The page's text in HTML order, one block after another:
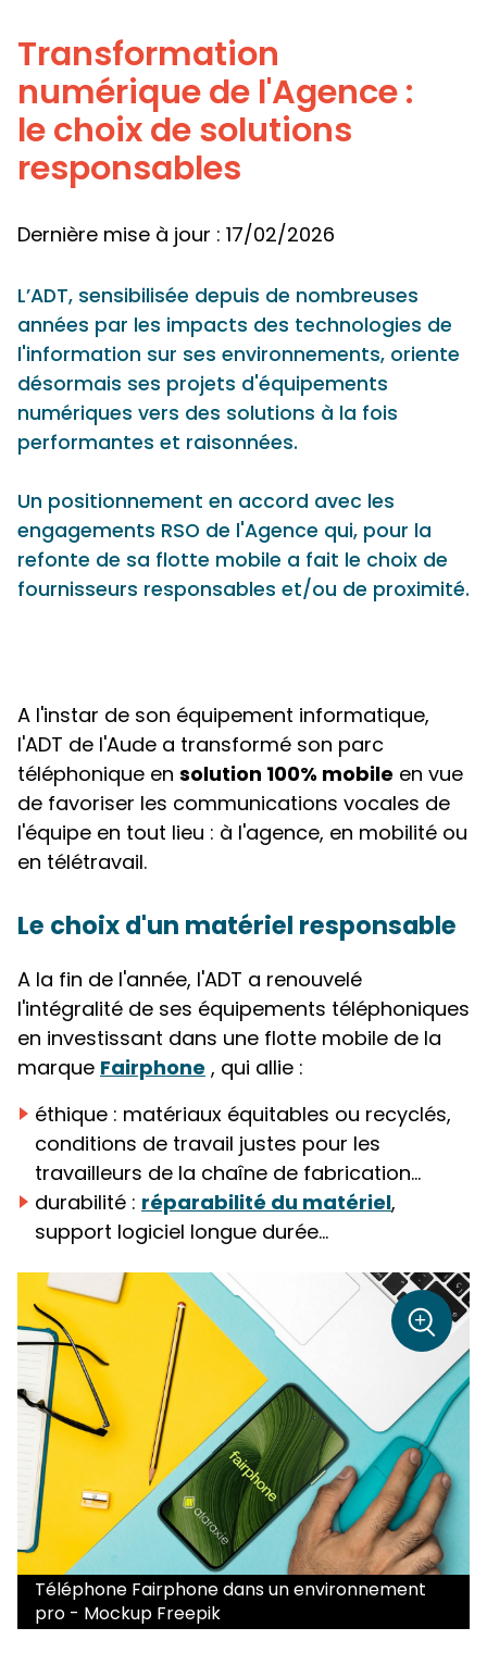
Transformation
numérique de l'Agence :
le choix de solutions
responsables
Dernière mise à jour : 17/02/2026
L’ADT, sensibilisée depuis de nombreuses
années par les impacts des technologies de
l'information sur ses environnements, oriente
désormais ses projets d'équipements
numériques vers des solutions à la fois
performantes et raisonnées.
Un positionnement en accord avec les
engagements RSO de l'Agence qui, pour la
refonte de sa flotte mobile a fait le choix de
fournisseurs responsables et/ou de proximité.
A l'instar de son équipement informatique,
l'ADT de l'Aude a transformé son parc
téléphonique en solution 100% mobile en vue
de favoriser les communications vocales de
l'équipe en tout lieu : à l'agence, en mobilité ou
en télétravail.
Le choix d'un matériel responsable
A la fin de l'année, l'ADT a renouvelé
l'intégralité de ses équipements téléphoniques
en investissant dans une flotte mobile de la
marque Fairphone , qui allie :
éthique : matériaux équitables ou recyclés,
conditions de travail justes pour les
travailleurs de la chaîne de fabrication...
durabilité : réparabilité du matériel,
support logiciel longue durée...
+
sur la
Téléphone Fairphone dans un environnement
pro - Mockup Freepik